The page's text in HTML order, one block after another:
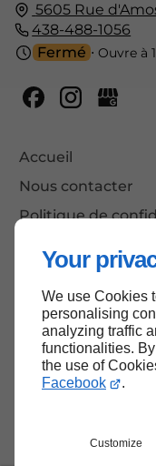
Your
We use Cookies
personalising
analyzing traffic
functionalities.
the use of
Facebook
.
Customize
5605 Rue
438-488-1056
Fermé ⋅ Ouvre à
Accueil
Nous contacter
Politique de